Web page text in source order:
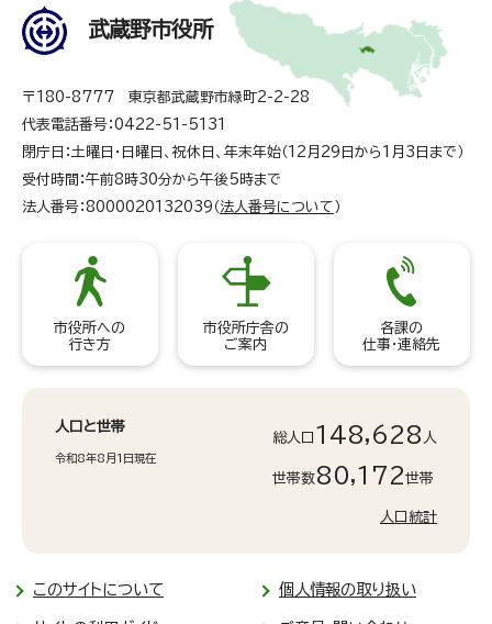
武蔵野市役所
〒180-8777 東京都武蔵野市緑町2-2-28
代表電話番号：0422-51-5131
閉庁日：土曜日・日曜日、祝休日、年末年始（12月29日から1月3日まで）
受付時間：午前8時30分から午後5時まで
法人番号：8000020132039（ 法人番号について ）
市役所への
行き方
市役所庁舎の
ご案内
各課の
仕事・連絡先
人口と世帯
令和8年8月1日現在
総人口 148,628 人
世帯数80,172世帯
人口統計
このサイトについて 個人情報の取り扱い